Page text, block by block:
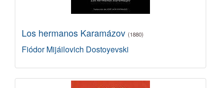
Los hermanos Karamázov (1880)
Fiódor Mijáilovich Dostoyevski